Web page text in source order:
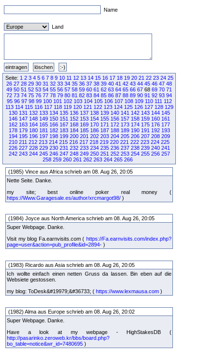
Name
Land
Seite: 1 2 3 4 5 6 7 8 9 10 11 12 13 14 15 16 17 18 19 20 21 22 23 24 25
26 27 28 29 30 31 32 33 34 35 36 37 38 39 40 41 42 43 44 45 46 47 48
49 50 51 52 53 54 55 56 57 58 59 60 61 62 63 64 65 66 67 68 69 70 71
72 73 74 75 76 77 78 79 80 81 82 83 84 85 86 87 88 89 90 91 92 93 94
95 96 97 98 99 100 101 102 103 104 105 106 107 108 109 110 111 112
113 114 115 116 117 118 119 120 121 122 123 124 125 126 127 128 129
130 131 132 133 134 135 136 137 138 139 140 141 142 143 144 145
146 147 148 149 150 151 152 153 154 155 156 157 158 159 160 161
162 163 164 165 166 167 168 169 170 171 172 173 174 175 176 177
178 179 180 181 182 183 184 185 186 187 188 189 190 191 192 193
194 195 196 197 198 199 200 201 202 203 204 205 206 207 208 209
210 211 212 213 214 215 216 217 218 219 220 221 222 223 224 225
226 227 228 229 230 231 232 233 234 235 236 237 238 239 240 241
242 243 244 245 246 247 248 249 250 251 252 253 254 255 256 257
258 259 260 261 262 263 264 265 266
(1985) Vince aus Africa schrieb am 08. Aug 26, 20:05
Nette Seite. Danke.
my site; best online poker real money (
https://Www.Garagesale.es/author/xrcmargot98/ )
(1984) Joyce aus North America schrieb am 08. Aug 26, 20:05
Super Webpage. Danke.
Visit my blog Fa.earnvisits.com ( https://Fa.earnvisits.com/index.php?
page=user&action=pub_profile&id=2894- )
(1983) Ricardo aus Asia schrieb am 08. Aug 26, 20:05
Ich wollte einfach einen netten Gruss da lassen. Bin eben auf die
Websiete gestossen.
my blog: ToDesk&#19979;&#36733; ( https://www.lexmausa.com )
(1982) Alma aus Europe schrieb am 08. Aug 26, 20:02
Super Webpage. Danke.
Have a look at my webpage - HighStakesDB (
http://pasarinko.zeroweb.kr/bbs/board.php?
bo_table=notice&wr_id=7480695 )